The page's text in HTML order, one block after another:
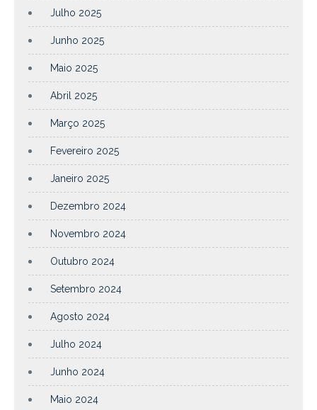
Julho 2025
Junho 2025
Maio 2025
Abril 2025
Março 2025
Fevereiro 2025
Janeiro 2025
Dezembro 2024
Novembro 2024
Outubro 2024
Setembro 2024
Agosto 2024
Julho 2024
Junho 2024
Maio 2024